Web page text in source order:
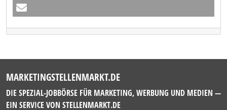
MARKETINGSTELLENMARKT.DE
DIE SPEZIAL-JOBBÖRSE FÜR MARKETING, WERBUNG UND MEDIEN —
EIN SERVICE VON STELLENMARKT.DE